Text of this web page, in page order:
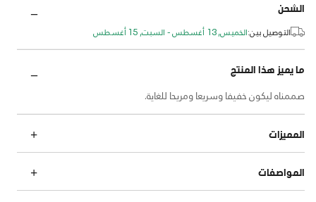
الشحن
التوصيل بين:الخميس, 13 أغسطس - السبت, 15 أغسطس
ما يميز هذا المنتج
صممناه ليكون خفيفا وسريعا ومريحا للغاية.
المميزات
المواصفات